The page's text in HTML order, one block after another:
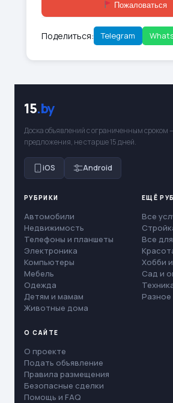
Пожаловаться
Поделиться: Telegram
15.by
Доска объявлений с ограниченным сроком
предложения, не старше 15 дней.
iOS Android
РУБРИКИ
Автомобили
Недвижимость
Телефоны и планшеты
Электроника
Компьютеры
Мебель
Одежда
Детям и мамам
Животные дома
ЕЩЁ
Все
Все
Хобби
Сад и
Разное
О САЙТЕ
О проекте
Подать объявление
Правила размещения
Безопасные сделки
Помощь и FAQ